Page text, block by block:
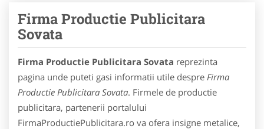
Firma Productie Publicitara
Sovata
Firma Productie Publicitara Sovata reprezinta
pagina unde puteti gasi informatii utile despre Firma
Productie Publicitara Sovata. Firmele de productie
publicitara, partenerii portalului
FirmaProductiePublicitara.ro va ofera insigne metalice,